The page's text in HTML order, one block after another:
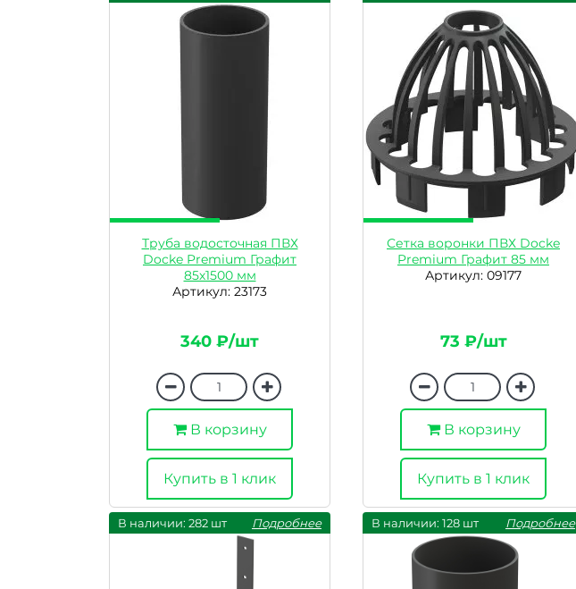
Труба водосточная ПВХ
Docke Premium Графит
85х1500 мм
Артикул: 23173
340 ₽/шт
В корзину
Купить в 1 клик
Сетка воронки ПВХ Docke
Premium Графит 85 мм
Артикул: 09177
73 ₽/шт
В корзину
Купить в 1 клик
В наличии: 282 шт Подробнее В наличии: 128 шт Подробнее